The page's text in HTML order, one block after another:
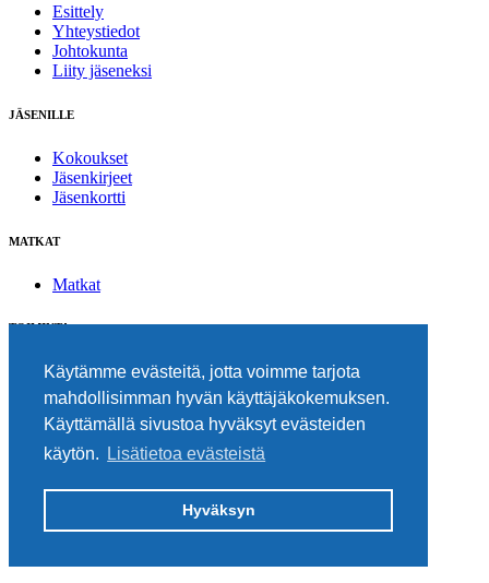
Käytämme evästeitä, jotta voimme tarjota
mahdollisimman hyvän käyttäjäkokemuksen.
Käyttämällä sivustoa hyväksyt evästeiden
käytön.
Lisätietoa evästeistä
Hyväksyn
Esittely
Yhteystiedot
Johtokunta
Liity jäseneksi
JÄSENILLE
Kokoukset
Jäsenkirjeet
Jäsenkortti
MATKAT
Matkat
TOIMINTA
Suometar-päivä
Mediapiiri
Ajankohtaista
Olli-palkinnot
Jäsenten julkaisut
SÄÄTIÖT
Tuisku-säätiö